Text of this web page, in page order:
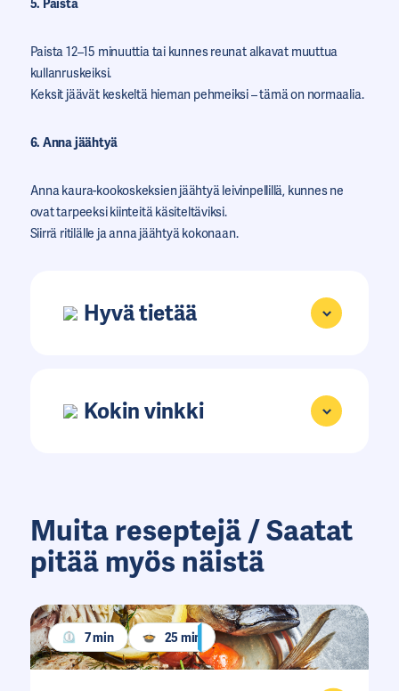
5. Paista
Paista 12–15 minuuttia tai kunnes reunat alkavat muuttua
kullanruskeiksi.
Keksit jäävät keskeltä hieman pehmeiksi – tämä on normaalia.
6. Anna jäähtyä
Anna kaura-kookoskeksien jäähtyä leivinpellillä, kunnes ne
ovat tarpeeksi kiinteitä käsiteltäviksi.
Siirrä ritilälle ja anna jäähtyä kokonaan.
Hyvä tietää
Kokin vinkki
Muita reseptejä / Saatat
pitää myös näistä
7 min 25 min